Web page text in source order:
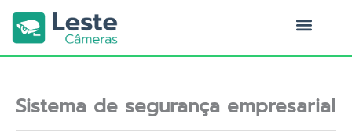
para
conteúdo
Sistema de segurança empresarial